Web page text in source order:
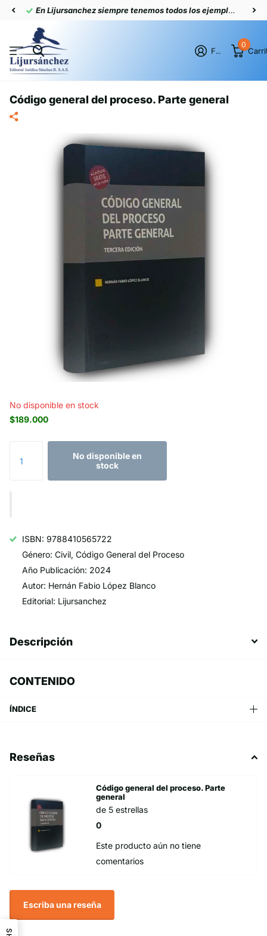
En Lijursanchez siempre tenemos todos los ejemplares actualizados
Firme en el registro
0
Código general del proceso. Parte general
No disponible en stock
$189.000
No disponible en
stock
ISBN: 9788410565722
Género: Civil, Código General del Proceso
Año Publicación: 2024
Autor: Hernán Fabio López Blanco
Editorial: Lijursanchez
Descripción
CONTENIDO
ÍNDICE
Reseñas
Código general del proceso. Parte
general
0
de 5 estrellas
Este producto aún no tiene
comentarios
Escriba una reseña